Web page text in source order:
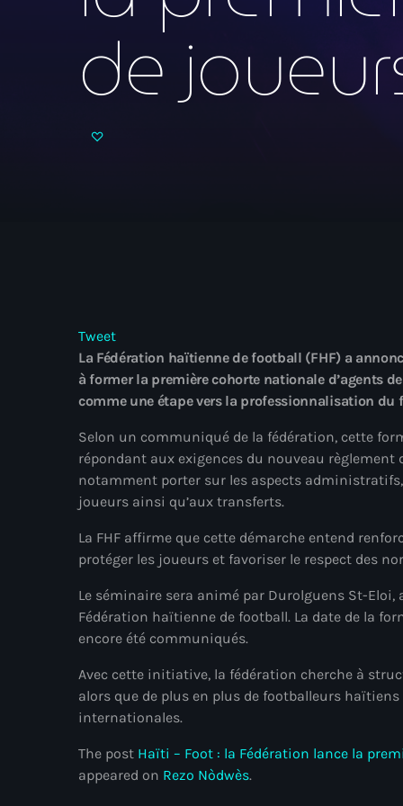
de
Tweet
La Fédération haïtienne de football (FHF) a
à former la première cohorte nationale d’agents
comme une étape vers la professionnalisation du
Selon un communiqué de la fédération, cette
répondant aux exigences du nouveau règlement
notamment porter sur les aspects
joueurs ainsi qu’aux transferts.
La FHF affirme que cette démarche entend
protéger les joueurs et favoriser le respect des
Le séminaire sera animé par Durolguens St-
Fédération haïtienne de football. La date de la
encore été communiqués.
Avec cette initiative, la fédération cherche à
alors que de plus en plus de footballeurs
internationales.
The post Haïti – Foot : la Fédération lance la
appeared on Rezo Nòdwès.